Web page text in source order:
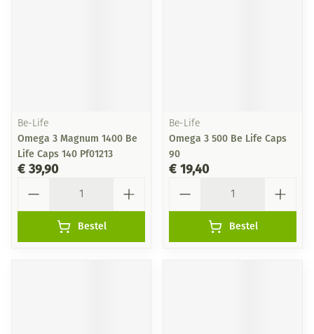
Be-Life
Omega 3 Magnum 1400 Be
Life Caps 140 Pf01213
€ 39,90
Bestel
Be-Life
Omega 3 500 Be Life Caps
90
€ 19,40
Bestel